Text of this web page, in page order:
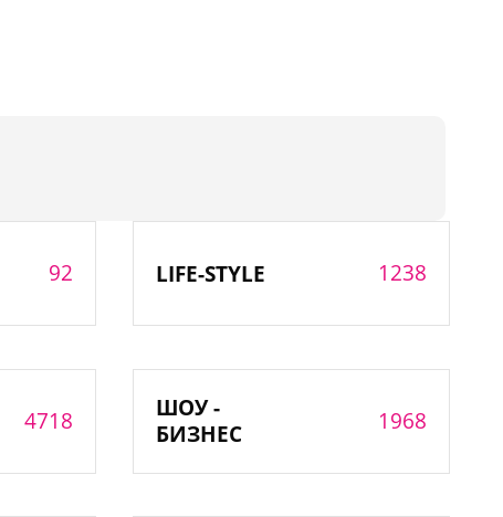
92 LIFE-STYLE 1238
4718
ШОУ -
БИЗНЕС
1968